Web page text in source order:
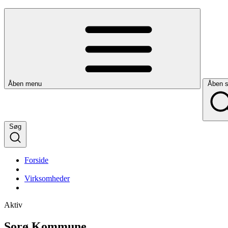
Åben menu Åben
Søg
Forside
Virksomheder
Aktiv